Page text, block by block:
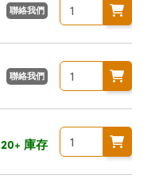
聯絡我們
聯絡我們
20+ 庫存